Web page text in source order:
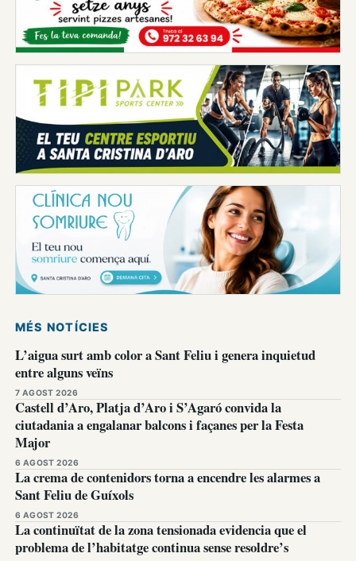
MÉS NOTÍCIES
L’aigua surt amb color a Sant Feliu i genera inquietud
entre alguns veïns
7 AGOST 2026
Castell d’Aro, Platja d’Aro i S’Agaró convida la
ciutadania a engalanar balcons i façanes per la Festa
Major
6 AGOST 2026
La crema de contenidors torna a encendre les alarmes a
Sant Feliu de Guíxols
6 AGOST 2026
La continuïtat de la zona tensionada evidencia que el
problema de l’habitatge continua sense resoldre’s